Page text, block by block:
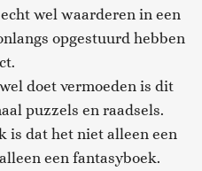
wel waarderen in een
opgestuurd hebben
doet vermoeden is dit
puzzels en raadsels.
is dat het niet alleen een
een fantasyboek.